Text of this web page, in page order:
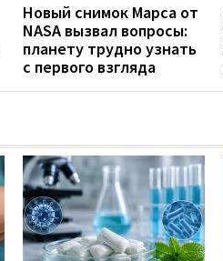
Новый снимок Марса от
NASA вызвал вопросы:
планету трудно узнать
с первого взгляда